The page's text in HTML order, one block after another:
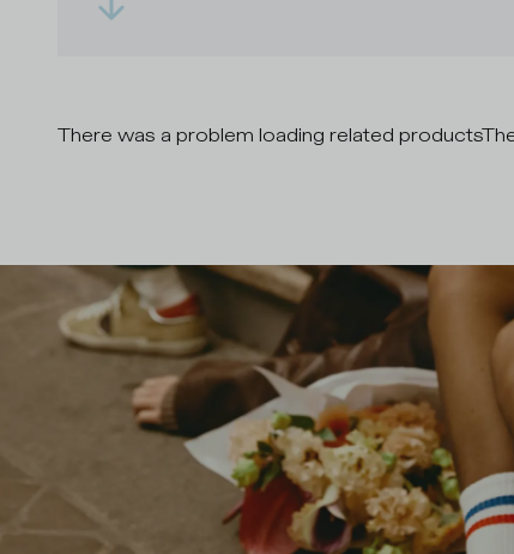
There was a problem loading related products